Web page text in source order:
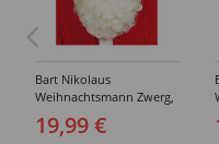
Bart Nikolaus
Weihnachtsmann Zwerg,
Premium, weiß
19,99 €